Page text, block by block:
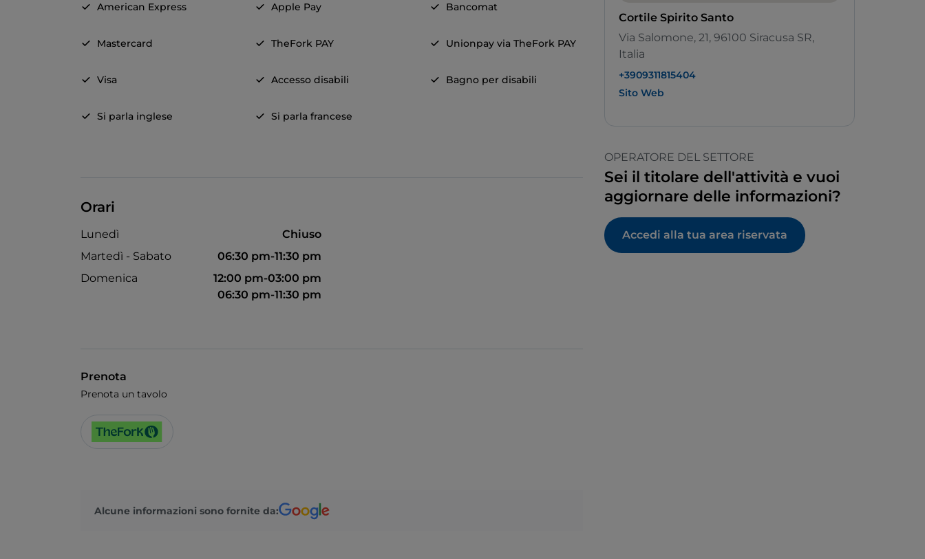
American Express Apple Pay Bancomat
Mastercard TheFork PAY Unionpay via TheFork PAY
Visa Accesso disabili Bagno per disabili
Si parla inglese Si parla francese
Orari
Lunedì
Chiuso
Martedì - Sabato
06:30 pm-11:30 pm
Domenica
12:00 pm-03:00 pm
06:30 pm-11:30 pm
Prenota
Prenota un tavolo
Alcune informazioni sono fornite da:
Cortile Spirito Santo
Via Salomone, 21, 96100 Siracusa SR,
Italia
+3909311815404
Sito Web
OPERATORE DEL SETTORE
Sei il titolare dell'attività e vuoi
aggiornare delle informazioni?
Accedi alla tua area riservata